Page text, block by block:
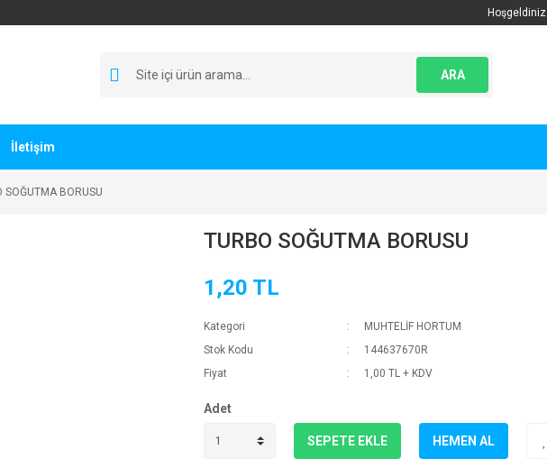
Hoşgeldiniz
ARA
İletişim
SOĞUTMA BORUSU
TURBO SOĞUTMA BORUSU
1,20 TL
Kategori
MUHTELİF HORTUM
Stok Kodu
144637670R
Fiyat
1,00 TL + KDV
Adet
SEPETE EKLE HEMEN AL